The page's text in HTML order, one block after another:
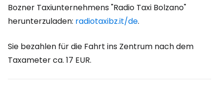
Bozner Taxiunternehmens "Radio Taxi Bolzano"
herunterzuladen: radiotaxibz.it/de.
Sie bezahlen für die Fahrt ins Zentrum nach dem
Taxameter ca. 17 EUR.